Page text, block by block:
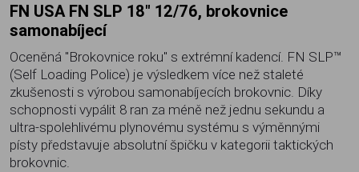
FN USA FN SLP 18" 12/76, brokovnice
samonabíjecí
Oceněná "Brokovnice roku" s extrémní kadencí. FN SLP™
(Self Loading Police) je výsledkem více než staleté
zkušenosti s výrobou samonabíjecích brokovnic. Díky
schopnosti vypálit 8 ran za méně než jednu sekundu a
ultra-spolehlivému plynovému systému s výměnnými
písty představuje absolutní špičku v kategorii taktických
brokovnic.